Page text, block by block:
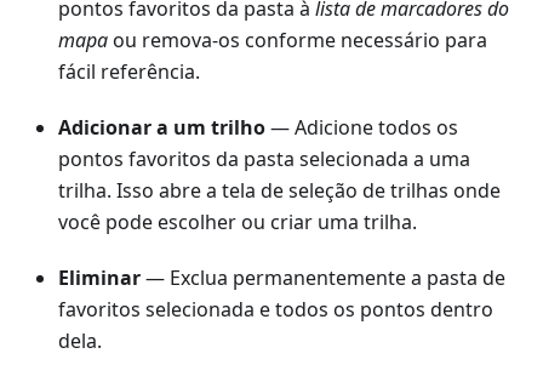
pontos favoritos da pasta à lista de marcadores do
mapaou remova-os conforme necessário para
fácil referência.
Adicionar a um trilho— Adicione todos os
pontos favoritos da pasta selecionada a uma
trilha. Isso abre a tela de seleção de trilhas onde
você pode escolher ou criar uma trilha.
Eliminar— Exclua permanentemente a pasta de
favoritos selecionada e todos os pontos dentro
dela.